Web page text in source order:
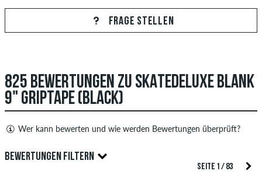
Beantworte hier die Frage von tom
ANTWORT ABSCHICKEN
FRAGE STELLEN
825 BEWERTUNGEN ZU SKATEDELUXE BLANK
9" GRIPTAPE (BLACK)
Wer kann bewerten und wie werden Bewertungen überprüft?
Bewertungen abgeben. Diese werden erst nach unserer
BEWERTUNGEN FILTERN
SEITE 1 / 83